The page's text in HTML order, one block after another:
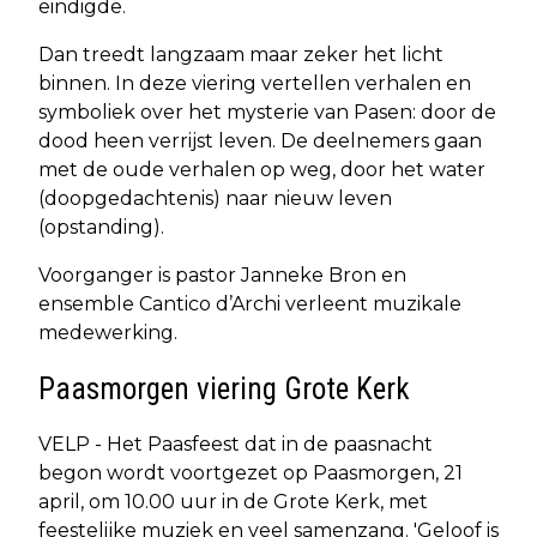
eindigde.
Dan treedt langzaam maar zeker het licht
binnen. In deze viering vertellen verhalen en
symboliek over het mysterie van Pasen: door de
dood heen verrijst leven. De deelnemers gaan
met de oude verhalen op weg, door het water
(doopgedachtenis) naar nieuw leven
(opstanding).
Voorganger is pastor Janneke Bron en
ensemble Cantico d’Archi verleent muzikale
medewerking.
Paasmorgen viering Grote Kerk
VELP - Het Paasfeest dat in de paasnacht
begon wordt voortgezet op Paasmorgen, 21
april, om 10.00 uur in de Grote Kerk, met
feestelijke muziek en veel samenzang. 'Geloof is